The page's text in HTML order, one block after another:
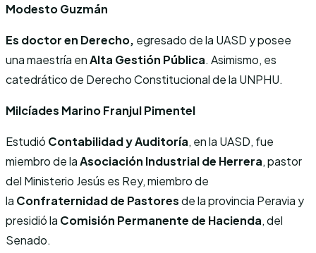
Modesto Guzmán
Es doctor en Derecho, egresado de la UASD y posee
una maestría enAlta Gestión Pública. Asimismo, es
catedrático de Derecho Constitucional de la UNPHU.
Milcíades Marino Franjul Pimentel
Estudió Contabilidad y Auditoría, en la UASD, fue
miembro de laAsociación Industrial de Herrera, pastor
del Ministerio Jesús es Rey, miembro de
la Confraternidad de Pastoresde la provincia Peravia y
presidió la Comisión Permanente de Hacienda, del
Senado.